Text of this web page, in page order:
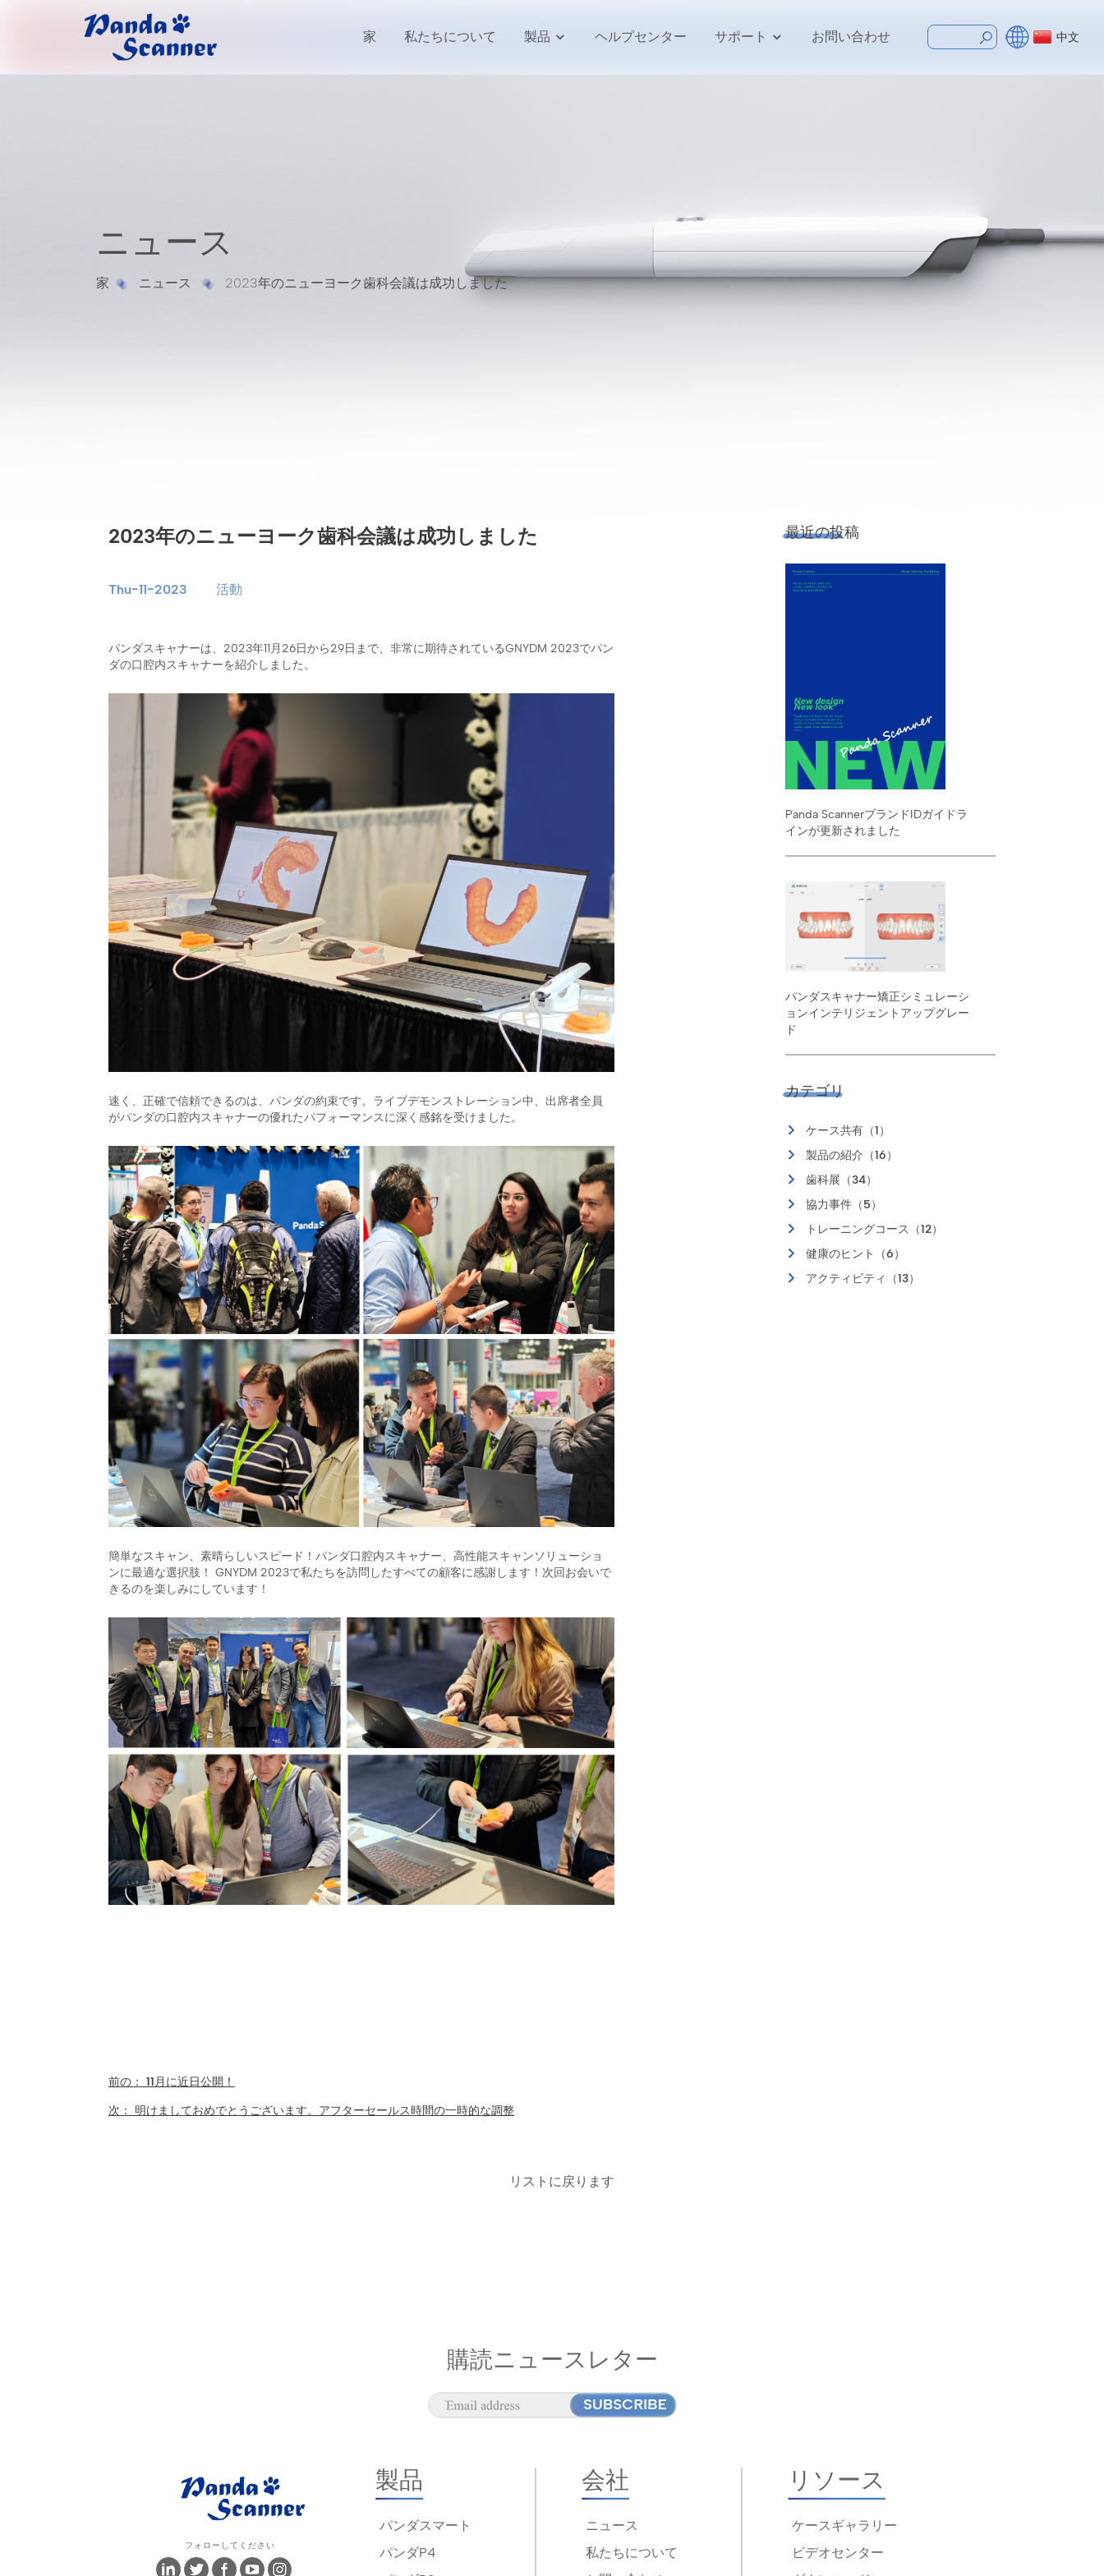
家 私たちについて 製品 ヘルプセンター サポート お問い合わせ 中文
ニュース
家 ニュース 2023年のニューヨーク歯科会議は成功しました
2023年のニューヨーク歯科会議は成功しました
Thu-11-2023 活動
パンダスキャナーは、2023年11月26日から29日まで、非常に期待されているGNYDM 2023でパン
ダの口腔内スキャナーを紹介しました。
速く、正確で信頼できるのは、パンダの約束です。ライブデモンストレーション中、出席者全員
がパンダの口腔内スキャナーの優れたパフォーマンスに深く感銘を受けました。
簡単なスキャン、素晴らしいスピード！パンダ口腔内スキャナー、高性能スキャンソリューショ
ンに最適な選択肢！ GNYDM 2023で私たちを訪問したすべての顧客に感謝します！次回お会いで
きるのを楽しみにしています！
前の： 11月に近日公開！
次： 明けましておめでとうございます。アフターセールス時間の一時的な調整
リストに戻ります
最近の投稿
Panda ScannerブランドIDガイドラ
インが更新されました
パンダスキャナー矯正シミュレーシ
ョンインテリジェントアップグレー
ド
カテゴリ
ケース共有（1）
製品の紹介（16）
歯科展（34）
協力事件（5）
トレーニングコース（12）
健康のヒント（6）
アクティビティ（13）
購読ニュースレター
フォローしてください
製品
パンダスマート
パンダP4
会社
ニュース
私たちについて
リソース
ケースギャラリー
ビデオセンター